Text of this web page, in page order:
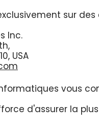
sur
Inc.
USA
vous
d'assurer la